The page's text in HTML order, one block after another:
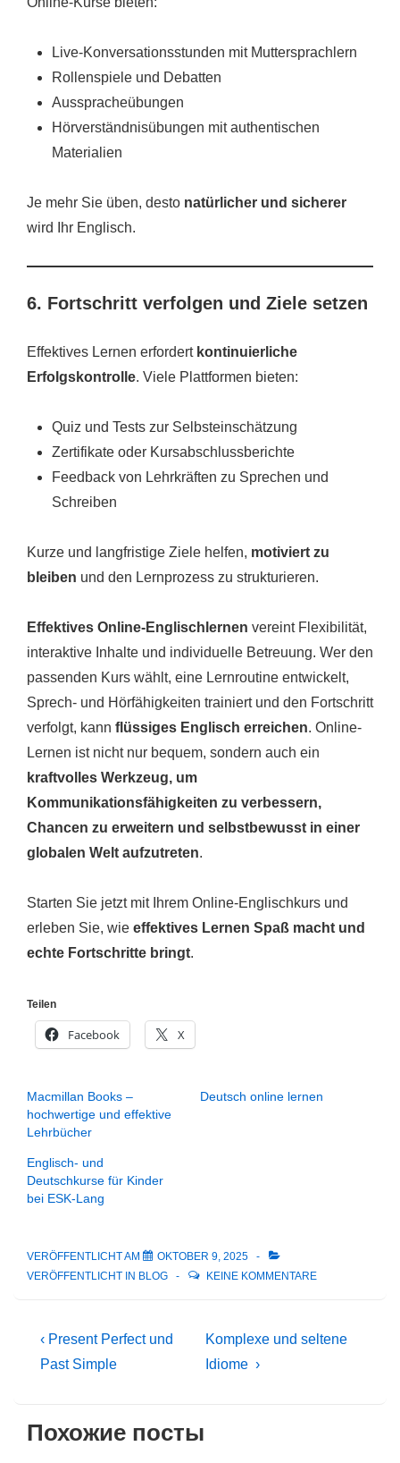
Live-Konversationsstunden mit Muttersprachlern
Rollenspiele und Debatten
Ausspracheübungen
Hörverständnisübungen mit authentischen
Materialien
Je mehr Sie üben, desto natürlicher und sicherer
wird Ihr Englisch.
6. Fortschritt verfolgen und Ziele setzen
Effektives Lernen erfordert kontinuierliche
Erfolgskontrolle. Viele Plattformen bieten:
Quiz und Tests zur Selbsteinschätzung
Zertifikate oder Kursabschlussberichte
Feedback von Lehrkräften zu Sprechen und
Schreiben
Kurze und langfristige Ziele helfen, motiviert zu
bleiben und den Lernprozess zu strukturieren.
Effektives Online-Englischlernen vereint Flexibilität,
interaktive Inhalte und individuelle Betreuung. Wer den
passenden Kurs wählt, eine Lernroutine entwickelt,
Sprech- und Hörfähigkeiten trainiert und den Fortschritt
verfolgt, kann flüssiges Englisch erreichen. Online-
Lernen ist nicht nur bequem, sondern auch ein
kraftvolles Werkzeug, um
Kommunikationsfähigkeiten zu verbessern,
Chancen zu erweitern und selbstbewusst in einer
globalen Welt aufzutreten.
Starten Sie jetzt mit Ihrem Online-Englischkurs und
erleben Sie, wie effektives Lernen Spaß macht und
echte Fortschritte bringt.
Teilen
Facebook X
Macmillan Books –
hochwertige und effektive
Lehrbücher
Deutsch online lernen
Englisch- und
Deutschkurse für Kinder
bei ESK-Lang
VERÖFFENTLICHT AM
OKTOBER 9, 2025
VERÖFFENTLICHT IN BLOG KEINE KOMMENTARE
Beitragsnavigation
Vorheriger
Beitrag
‹ Present Perfect und
Past Simple
Nächster
Beitrag
Komplexe und seltene
Idiome ›
Похожие посты